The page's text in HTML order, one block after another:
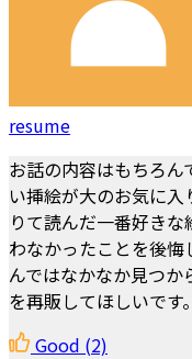
resume
お話の内容はもちろ
い挿絵が大のお気に
りて読んだ一番好き
わなかったことを後悔
んではなかなか見つ
を再販してほしいです。
Good (2)